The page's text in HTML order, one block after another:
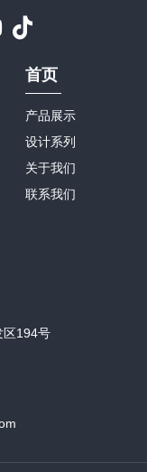
首页
产品展示
设计系列
关于我们
联系我们
区194号